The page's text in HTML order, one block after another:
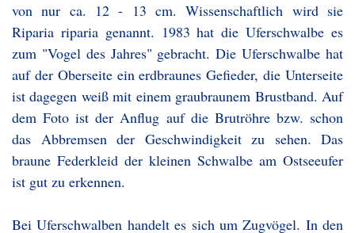
von nur ca. 12 - 13 cm. Wissenschaftlich wird sie
Riparia riparia genannt. 1983 hat die Uferschwalbe es
zum "Vogel des Jahres" gebracht. Die Uferschwalbe hat
auf der Oberseite ein erdbraunes Gefieder, die Unterseite
ist dagegen weiß mit einem graubraunem Brustband. Auf
dem Foto ist der Anflug auf die Brutröhre bzw. schon
das Abbremsen der Geschwindigkeit zu sehen. Das
braune Federkleid der kleinen Schwalbe am Ostseeufer
ist gut zu erkennen.
Bei Uferschwalben handelt es sich um Zugvögel. In den